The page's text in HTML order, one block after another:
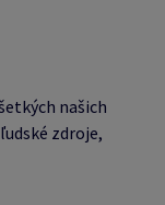
našich
zdroje,